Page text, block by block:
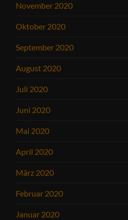
November 2020
Oktober 2020
September 2020
August 2020
Juli 2020
Juni 2020
Mai 2020
April 2020
März 2020
Februar 2020
Januar 2020